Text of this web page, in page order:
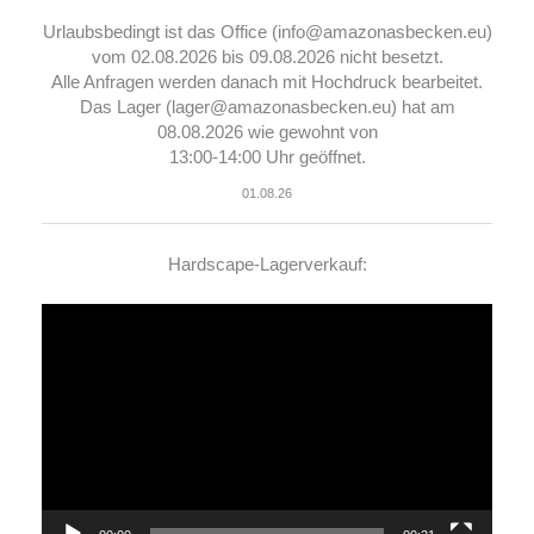
Urlaubsbedingt ist das Office (info@amazonasbecken.eu)
vom 02.08.2026 bis 09.08.2026 nicht besetzt.
Alle Anfragen werden danach mit Hochdruck bearbeitet.
Das Lager (lager@amazonasbecken.eu) hat am
08.08.2026 wie gewohnt von
13:00-14:00 Uhr geöffnet.
01.08.26
Hardscape-Lagerverkauf: